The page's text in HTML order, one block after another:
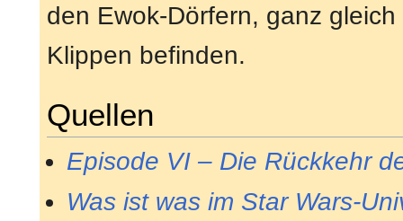
den Ewok-Dörfern, ganz
Klippen befinden.
Quellen
Episode VI – Die Rückkehr
Was ist was im Star Wars-